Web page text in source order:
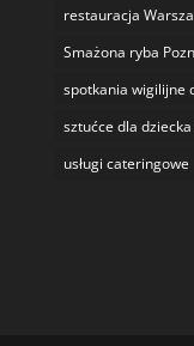
restauracja
Smażona ryba
spotkania wigilijne
sztućce dla
usługi cateringowe